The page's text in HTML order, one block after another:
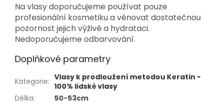
Na vlasy doporučujeme používat pouze
profesionální kosmetiku a věnovat dostatečnou
pozornost jejich výživě a hydrataci.
Nedoporučujeme odbarvování.
Doplňkové parametry
Kategorie: Vlasy k prodloužení metodou Keratin -
100% lidské vlasy
Délka:
50-53cm